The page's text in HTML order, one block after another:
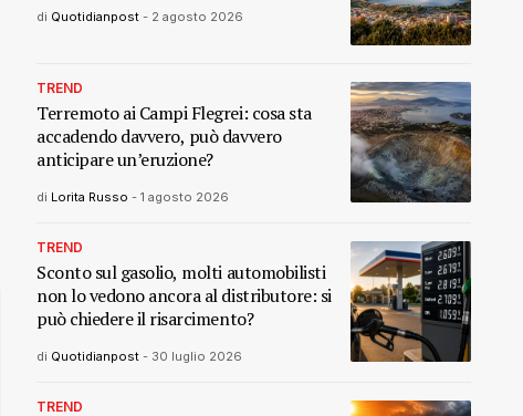
di Quotidianpost - 2 agosto 2026
TREND
Terremoto ai Campi Flegrei: cosa sta
accadendo davvero, può davvero
anticipare un’eruzione?
di Lorita Russo - 1 agosto 2026
TREND
Sconto sul gasolio, molti automobilisti
non lo vedono ancora al distributore: si
può chiedere il risarcimento?
di Quotidianpost - 30 luglio 2026
TREND